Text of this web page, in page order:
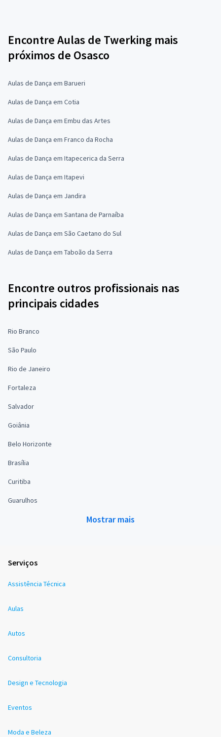
Encontre Aulas de Twerking mais
próximos de Osasco
Aulas de Dança em Barueri
Aulas de Dança em Cotia
Aulas de Dança em Embu das Artes
Aulas de Dança em Franco da Rocha
Aulas de Dança em Itapecerica da Serra
Aulas de Dança em Itapevi
Aulas de Dança em Jandira
Aulas de Dança em Santana de Parnaíba
Aulas de Dança em São Caetano do Sul
Aulas de Dança em Taboão da Serra
Encontre outros profissionais nas
principais cidades
Rio Branco
São Paulo
Rio de Janeiro
Fortaleza
Salvador
Goiânia
Belo Horizonte
Brasília
Curitiba
Guarulhos
Mostrar mais
Serviços
Assistência Técnica
Aulas
Autos
Consultoria
Design e Tecnologia
Eventos
Moda e Beleza